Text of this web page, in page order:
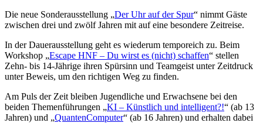
Die neue Sonderausstellung „Der Uhr auf der Spur“ nimmt Gäste
zwischen drei und zwölf Jahren mit auf eine besondere Zeitreise.
In der Dauerausstellung geht es wiederum temporeich zu. Beim
Workshop „Escape HNF – Du wirst es (nicht) schaffen“ stellen
Zehn- bis 14-Jährige ihren Spürsinn und Teamgeist unter Zeitdruck
unter Beweis, um den richtigen Weg zu finden.
Am Puls der Zeit bleiben Jugendliche und Erwachsene bei den
beiden Themenführungen „KI – Künstlich und intelligent?!“ (ab 13
Jahren) und „QuantenComputer“ (ab 16 Jahren) und erhalten dabei